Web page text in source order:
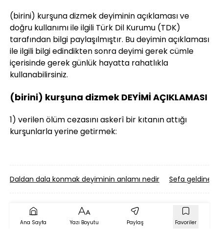
(birini) kurşuna dizmek deyiminin açıklaması ve
doğru kullanımı ile ilgili Türk Dil Kurumu (TDK)
tarafından bilgi paylaşılmıştır. Bu deyimin açıklaması
ile ilgili bilgi edindikten sonra deyimi gerek cümle
içerisinde gerek günlük hayatta rahatlıkla
kullanabilirsiniz.
(birini) kurşuna dizmek DEYİMİ AÇIKLAMASI
1) verilen ölüm cezasını askerî bir kıtanın attığı
kurşunlarla yerine getirmek:
Daldan dala konmak deyiminin anlamı nedir Sefa geldine
Ana Sayfa Yazı Boyutu Paylaş Favoriler